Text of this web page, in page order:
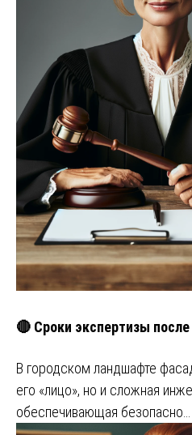
🔴 Сроки экспертизы
В городском ландшафте
его «лицо», но и сложная
обеспечивающая безопасно…